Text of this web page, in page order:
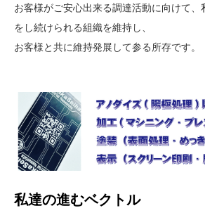
お客様がご安心出来る調達活動に向けて、
をし続けられる組織を維持し、
お客様と共に維持発展して参る所存です。
私達の進むベクトル